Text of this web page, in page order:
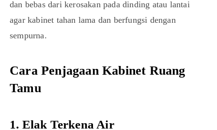
dan bebas dari kerosakan pada dinding atau lantai
agar kabinet tahan lama dan berfungsi dengan
sempurna.
Cara Penjagaan Kabinet Ruang
Tamu
1. Elak Terkena Air